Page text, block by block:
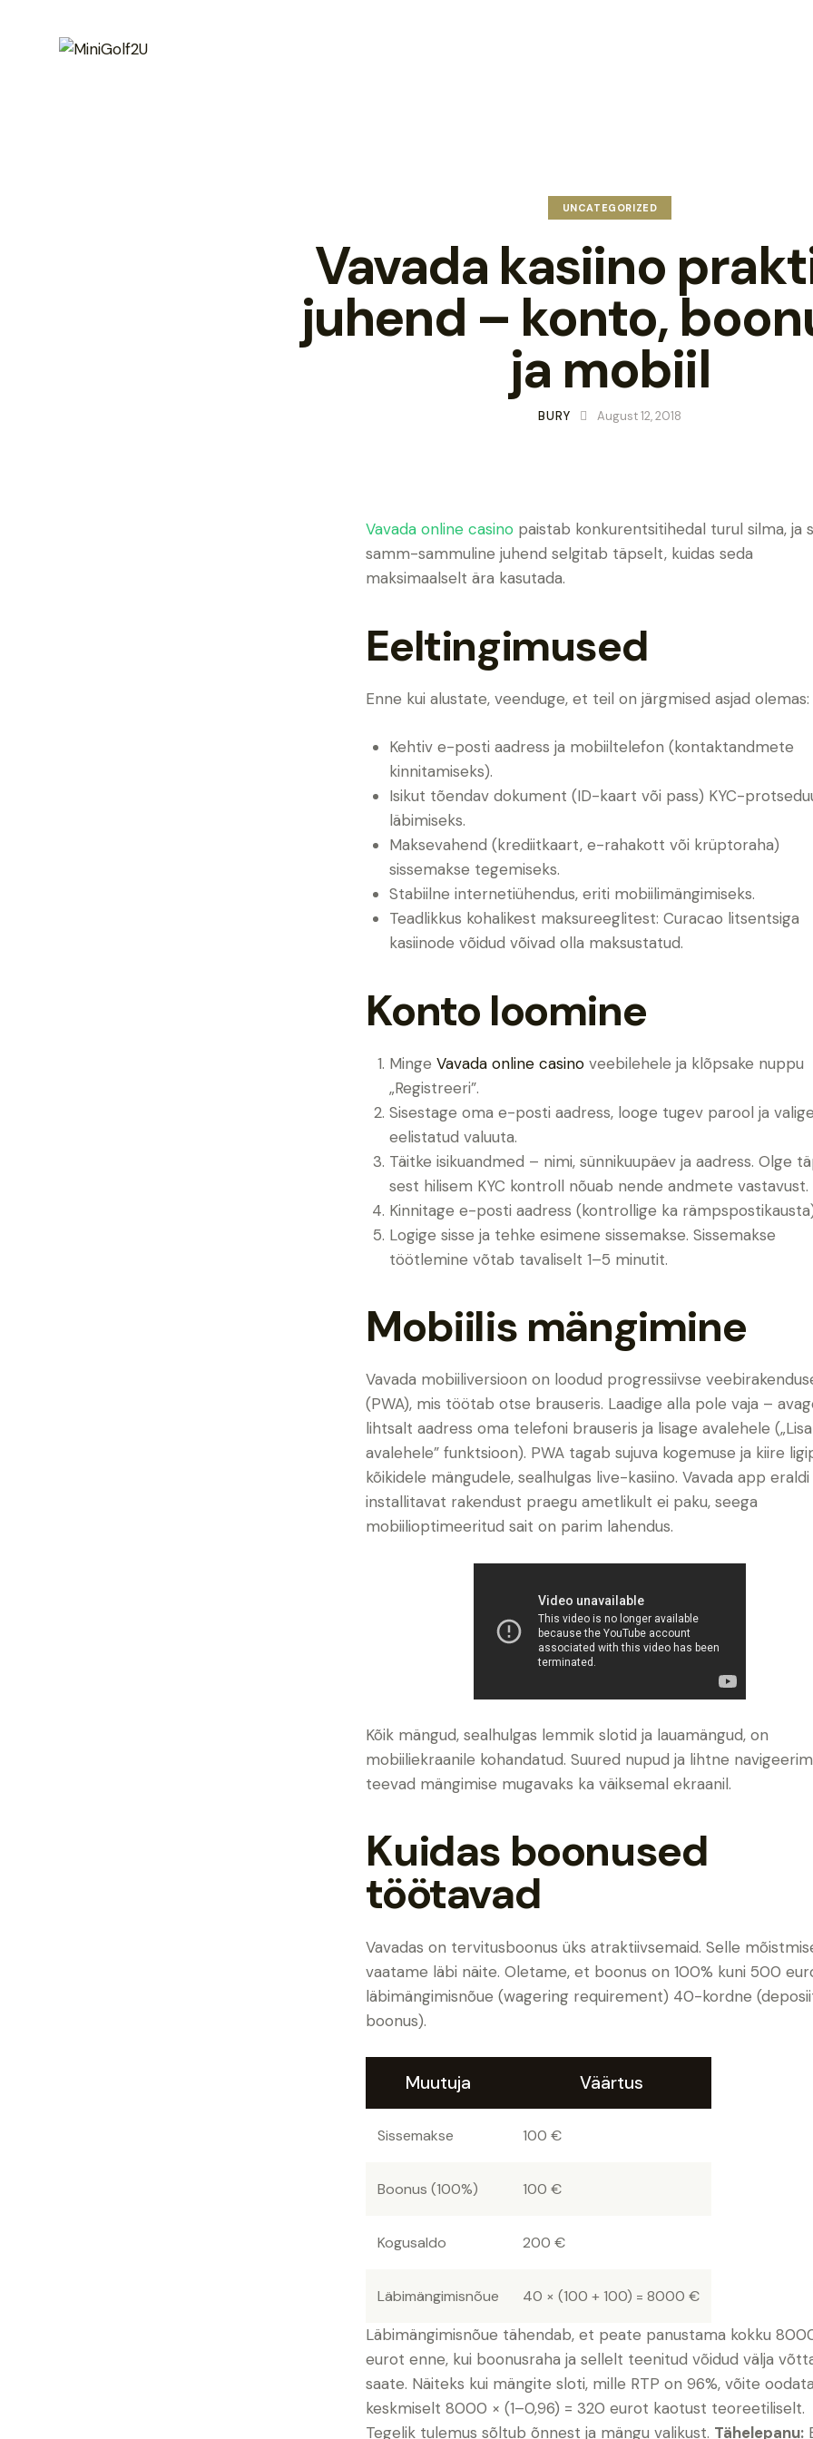
UNCATEGORIZED
Vavada kasiino
juhend – konto,
ja mobiil
BURY August 12, 2018
Vavada online casino paistab konkurentsitihedal turul silma, ja
samm-sammuline juhend selgitab täpselt, kuidas seda
maksimaalselt ära kasutada.
Eeltingimused
Enne kui alustate, veenduge, et teil on järgmised asjad olemas:
Kehtiv e-posti aadress ja mobiiltelefon (kontaktandmete
kinnitamiseks).
Isikut tõendav dokument (ID-kaart või pass) KYC-
läbimiseks.
Maksevahend (krediitkaart, e-rahakott või krüptoraha)
sissemakse tegemiseks.
Stabiilne internetiühendus, eriti mobiilimängimiseks.
Teadlikkus kohalikest maksureeglitest: Curacao litsentsiga
kasiinode võidud võivad olla maksustatud.
Konto loomine
Minge Vavada online casinoveebilehele ja klõpsake nuppu
„Registreeri”.
Sisestage oma e-posti aadress, looge tugev parool ja valige
eelistatud valuuta.
Täitke isikuandmed – nimi, sünnikuupäev ja aadress. Olge
sest hilisem KYC kontroll nõuab nende andmete vastavust.
Kinnitage e-posti aadress (kontrollige ka
Logige sisse ja tehke esimene sissemakse. Sissemakse
töötlemine võtab tavaliselt 1–5 minutit.
Mobiilis mängimine
Vavada mobiiliversioon on loodud progressiivse
(PWA), mis töötab otse brauseris. Laadige alla pole vaja –
lihtsalt aadress oma telefoni brauseris ja lisage avalehele („Lisa
avalehele” funktsioon). PWA tagab sujuva kogemuse ja kiire
kõikidele mängudele, sealhulgas live-kasiino. Vavada app eraldi
installitavat rakendust praegu ametlikult ei paku, seega
mobiilioptimeeritud sait on parim lahendus.
Kõik mängud, sealhulgas lemmik slotid ja lauamängud, on
mobiiliekraanile kohandatud. Suured nupud ja lihtne
teevad mängimise mugavaks ka väiksemal ekraanil.
Kuidas boonused
töötavad
Vavadas on tervitusboonus üks atraktiivsemaid. Selle
vaatame läbi näite. Oletame, et boonus on 100% kuni 500
läbimängimisnõue (wagering requirement) 40-kordne
boonus).
Muutuja Väärtus
Sissemakse 100 €
Boonus (100%) 100 €
Kogusaldo 200 €
Läbimängimisnõue 40 × (100 + 100) = 8000 €
Läbimängimisnõue tähendab, et peate panustama kokku
eurot enne, kui boonusraha ja sellelt teenitud võidud välja
saate. Näiteks kui mängite sloti, mille RTP on 96%, võite oodata
keskmiselt 8000 × (1–0,96) = 320 eurot kaotust teoreetiliselt.
Tegelik tulemus sõltub õnnest ja mängu valikust. Tähelepanu: